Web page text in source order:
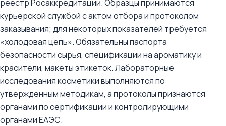
реестр Росаккредитации. Образцы принимаются
курьерской службой с актом отбора и протоколом
заказывания; для некоторых показателей требуется
«холодовая цепь». Обязательны паспорта
безопасности сырья, спецификации на ароматику и
красители, макеты этикеток. Лабораторные
исследования косметики выполняются по
утвержденным методикам, а протоколы признаются
органами по сертификации и контролирующими
органами ЕАЭС.